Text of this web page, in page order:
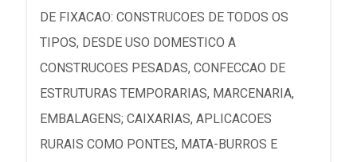
DE FIXACAO: CONSTRUCOES DE TODOS OS
TIPOS, DESDE USO DOMESTICO A
CONSTRUCOES PESADAS, CONFECCAO DE
ESTRUTURAS TEMPORARIAS, MARCENARIA,
EMBALAGENS; CAIXARIAS, APLICACOES
RURAIS COMO PONTES, MATA-BURROS E